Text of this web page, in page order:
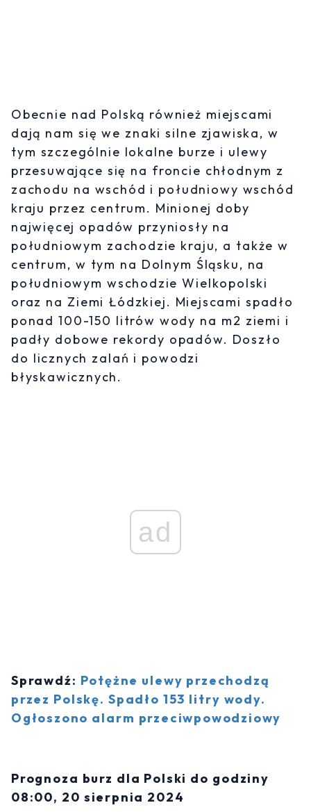
Obecnie nad Polską również miejscami
dają nam się we znaki silne zjawiska, w
tym szczególnie lokalne burze i ulewy
przesuwające się na froncie chłodnym z
zachodu na wschód i południowy wschód
kraju przez centrum. Minionej doby
najwięcej opadów przyniosły na
południowym zachodzie kraju, a także w
centrum, w tym na Dolnym Śląsku, na
południowym wschodzie Wielkopolski
oraz na Ziemi Łódzkiej. Miejscami spadło
ponad 100-150 litrów wody na m2 ziemi i
padły dobowe rekordy opadów. Doszło
do licznych zalań i powodzi
błyskawicznych.
ad
Sprawdź: Potężne ulewy przechodzą
przez Polskę. Spadło 153 litry wody.
Ogłoszono alarm przeciwpowodziowy
Prognoza burz dla Polski do godziny
08:00, 20 sierpnia 2024